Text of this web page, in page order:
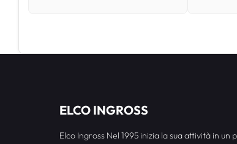
ELCO INGROSS
Elco Ingross Nel 1995 inizia la sua attività in un